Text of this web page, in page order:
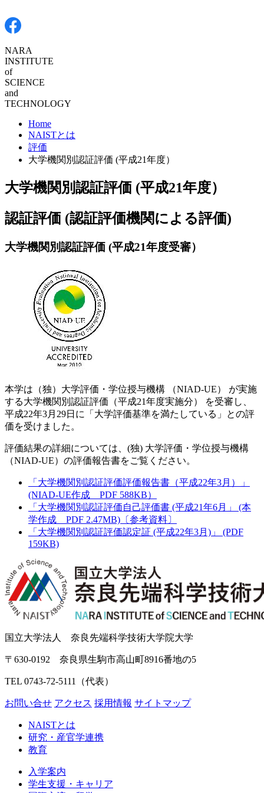
NARA
INSTITUTE
of
SCIENCE
and
TECHNOLOGY
Home
NAISTとは
評価
大学機関別認証評価 (平成21年度）
大学機関別認証評価 (平成21年度）
認証評価 (認証評価機関による評価)
大学機関別認証評価 (平成21年度受審）
本学は（独）大学評価・学位授与機構 （NIAD-UE） が実施
する大学機関別認証評価（平成21年度実施分） を受審し、
平成22年3月29日に「大学評価基準を満たしている」との評
価を受けました。
評価結果の詳細については、(独) 大学評価・学位授与機構
（NIAD-UE）の評価報告書をご覧ください。
「大学機関別認証評価評価報告書（平成22年3月）」
(NIAD-UE作成 PDF 588KB）
「大学機関別認証評価自己評価書 (平成21年6月」 (本
学作成 PDF 2.47MB)〔参考資料〕
「大学機関別認証評価認定証 (平成22年3月)」 (PDF
159KB)
国立大学法人 奈良先端科学技術大学院大学
〒630-0192 奈良県生駒市高山町8916番地の5
TEL 0743-72-5111（代表）
お問い合せ アクセス 採用情報 サイトマップ
NAISTとは
研究・産官学連携
教育
入学案内
学生支援・キャリア